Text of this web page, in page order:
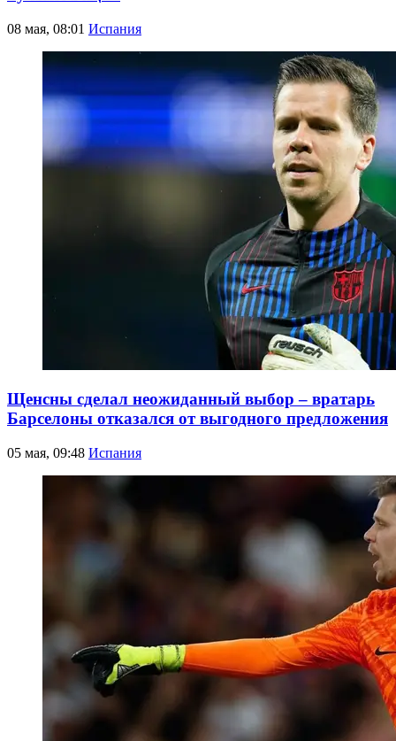
08 мая, 08:01 Испания
Щенсны сделал неожиданный выбор – вратарь
Барселоны отказался от выгодного предложения
05 мая, 09:48 Испания